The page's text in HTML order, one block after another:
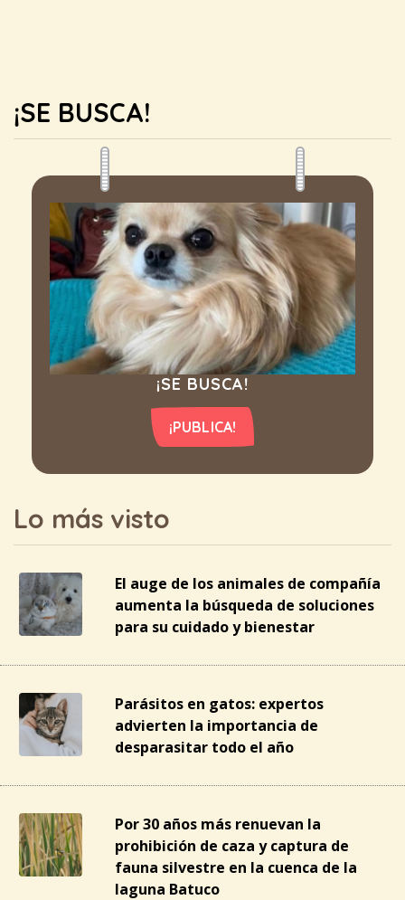
¡SE BUSCA!
¡SE BUSCA!
¡PUBLICA!
Lo más visto
El auge de los animales de compañía
aumenta la búsqueda de soluciones
para su cuidado y bienestar
Parásitos en gatos: expertos
advierten la importancia de
desparasitar todo el año
Por 30 años más renuevan la
prohibición de caza y captura de
fauna silvestre en la cuenca de la
laguna Batuco